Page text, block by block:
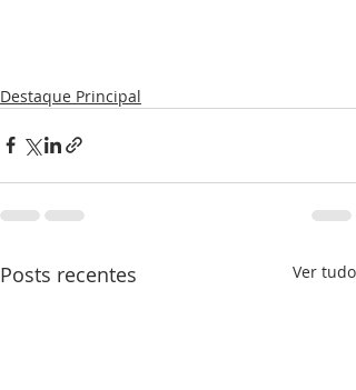
Destaque Principal
Posts recentes Ver tudo